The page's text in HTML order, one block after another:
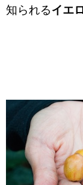
知られるイエ